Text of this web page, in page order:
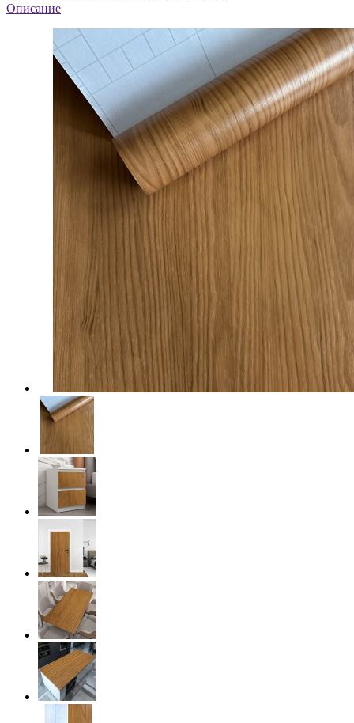
Описание